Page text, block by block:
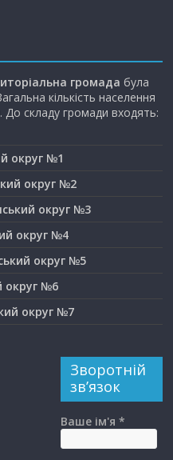
громада була
кількість населення
складу громади входять:
округ №1
округ №2
округ №3
округ №4
округ №5
округ №6
округ №7
Зворотній
зв’язок
Ваше ім'я *